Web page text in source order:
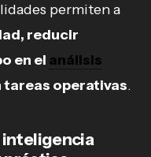
permiten a
reducir
en el análisis
operativas.
inteligencia